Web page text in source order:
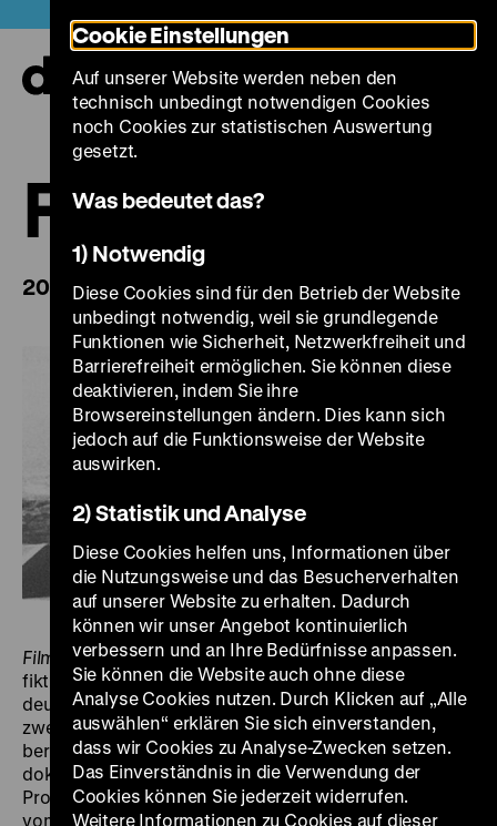
zum
Seiteninhalt
springen
2018
FilmDokumentpräsentiert wenig bekannte, non-
fiktionale Filme aus verschiedenen Epochen der
deutschen Filmgeschichte. Die im Zeughauskino alle
zwei Monate stattfindenden Veranstaltungen
berücksichtigen ganz unterschiedliche
dokumentarische Formen, Arbeitsweisen und
Produktionszusammenhänge. Das Spektrum reicht
vom Reise- und Interviewfilm über die Reportage und
Cookie Einstellungen
Auf unserer Website werden neben den
technisch unbedingt notwendigen Cookies
noch Cookies zur statistischen Auswertung
gesetzt.
Was bedeutet das?
1) Notwendig
Diese Cookies sind für den Betrieb der Website
unbedingt notwendig, weil sie grundlegende
Funktionen wie Sicherheit, Netzwerkfreiheit und
Barrierefreiheit ermöglichen. Sie können diese
deaktivieren, indem Sie ihre
Browsereinstellungen ändern. Dies kann sich
jedoch auf die Funktionsweise der Website
auswirken.
2) Statistik und Analyse
Diese Cookies helfen uns, Informationen über
die Nutzungsweise und das Besucherverhalten
auf unserer Website zu erhalten. Dadurch
können wir unser Angebot kontinuierlich
verbessern und an Ihre Bedürfnisse anpassen.
Sie können die Website auch ohne diese
Analyse Cookies nutzen. Durch Klicken auf „Alle
auswählen“ erklären Sie sich einverstanden,
dass wir Cookies zu Analyse-Zwecken setzen.
Das Einverständnis in die Verwendung der
Cookies können Sie jederzeit widerrufen.
Weitere Informationen zu Cookies auf dieser